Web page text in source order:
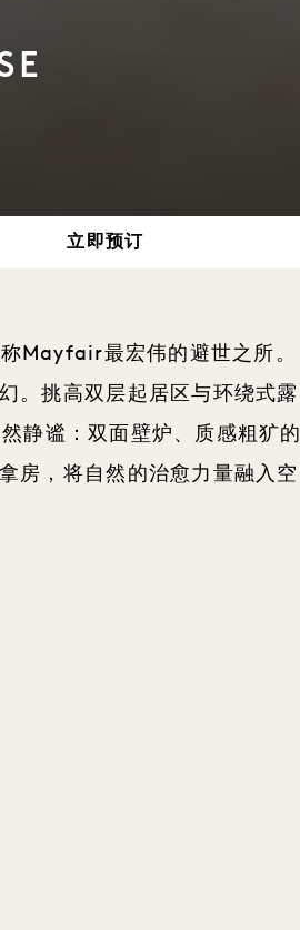
立即预订
Mayfair最宏伟的避世之所。
。挑高双层起居区与环绕式露
静谧：双面壁炉、质感粗犷的
房，将自然的治愈力量融入空